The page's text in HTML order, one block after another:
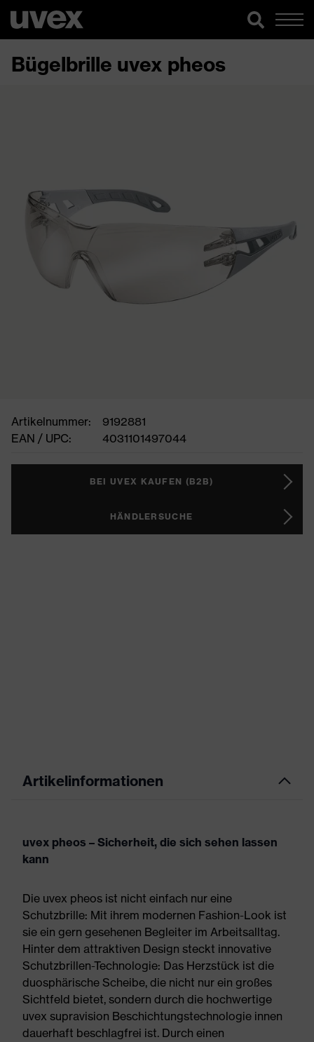
Bügelbrille uvex pheos
Artikelnummer:
9192881
EAN / UPC:
4031101497044
BEI UVEX KAUFEN (B2B)
HÄNDLERSUCHE
Artikelinformationen
uvex pheos – Sicherheit, die sich sehen lassen
kann
Die uvex pheos ist nicht einfach nur eine
Schutzbrille: Mit ihrem modernen Fashion-Look ist
sie ein gern gesehenen Begleiter im Arbeitsalltag.
Hinter dem attraktiven Design steckt innovative
Schutzbrillen-Technologie: Das Herzstück ist die
duosphärische Scheibe, die nicht nur ein großes
Sichtfeld bietet, sondern durch die hochwertige
uvex supravision Beschichtungstechnologie innen
dauerhaft beschlagfrei ist. Durch einen